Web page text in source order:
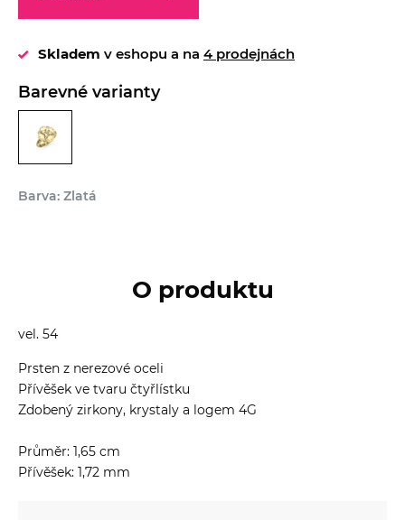
Skladem v eshopu a na 4 prodejnách
Barevné varianty
Barva: Zlatá
O produktu
vel. 54
Prsten z nerezové oceli
Přívěšek ve tvaru čtyřlístku
Zdobený zirkony, krystaly a logem 4G
Průměr: 1,65 cm
Přívěšek: 1,72 mm